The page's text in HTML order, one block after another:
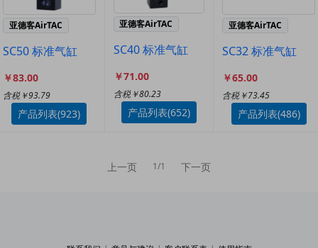
亚德客AirTAC
SC50 标准气缸
￥83.00
含税￥93.79
产品列表(923)
亚德客AirTAC
SC40 标准气缸
￥71.00
含税￥80.23
产品列表(652)
亚德客AirTAC
SC32 标准气缸
￥65.00
含税￥73.45
产品列表(486)
上一页 1/1 下一页